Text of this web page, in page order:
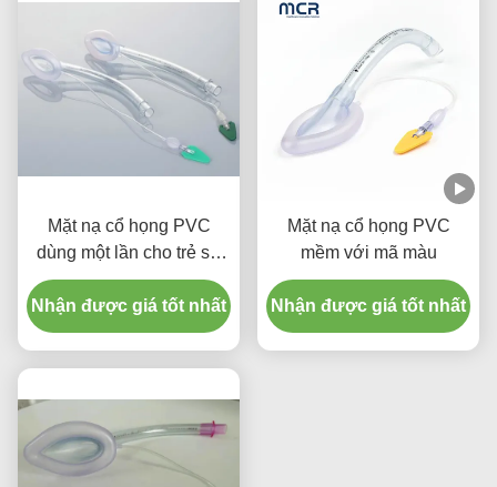
Mặt nạ cổ họng PVC
dùng một lần cho trẻ sơ
sinh và trẻ em
Nhận được giá tốt nhất
Mặt nạ cổ họng PVC
mềm với mã màu
Nhận được giá tốt nhất